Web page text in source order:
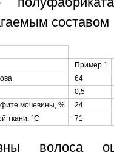
составом
Пример 1
64
0,5
мочевины, %
24
ткани, °С
71
волоса